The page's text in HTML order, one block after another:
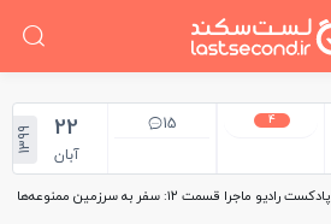
4
15
22
آبان
1399
پادکست رادیو ماجرا قسمت ۱۲: سفر به سرزمین ممنوعه‌ها